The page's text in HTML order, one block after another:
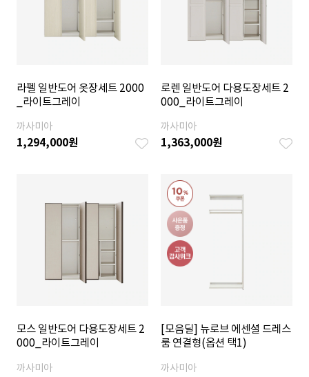
라펠 일반도어 옷장세트 2000
_라이트그레이
까사미아
1,294,000원
로렌 일반도어 다용도장세트 2
000_라이트그레이
까사미아
1,363,000원
모스 일반도어 다용도장세트 2
000_라이트그레이
까사미아
[모음딜] 뉴로브 에센셜 드레스
룸 연결형(옵션 택1)
까사미아